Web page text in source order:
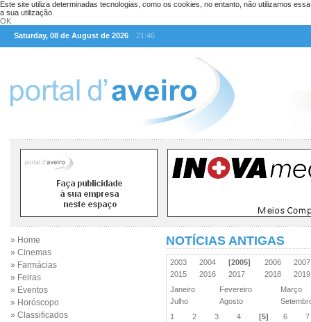
Este site utiliza determinadas tecnologias, como os cookies, no entanto, não utilizamos
a sua utilização.
OK
Saturday, 08 de August de 2026
21:46
» Home
» Cinemas
» Farmácias
» Feiras
» Eventos
» Horóscopo
» Classificados
NOTÍCIAS ANTIGAS
2003 2004 [2005] 2006
2015
2016 2017 2018
Janeiro
Fevereiro
Março
Julho
Agosto
1
2 3 4 [5] 6